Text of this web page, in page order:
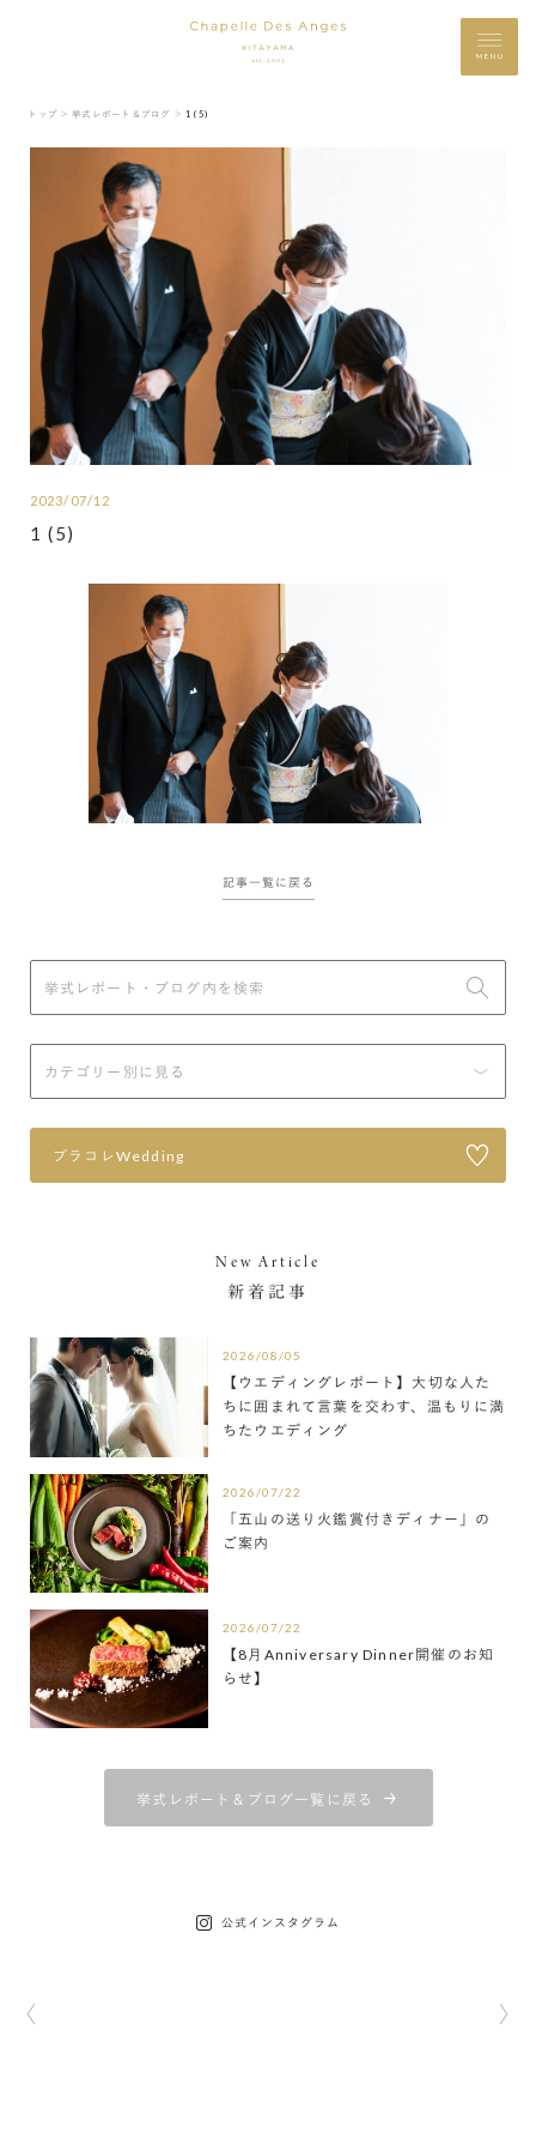
MENU
トップ ＞ 挙式レポート＆ブログ ＞ 1 (5)
2023/07/12
1 (5)
記事一覧に戻る
プラコレWedding
New Article
新着記事
2026/08/05
【ウエディングレポート】大切な人た
ちに囲まれて言葉を交わす、温もりに満
ちたウエディング
2026/07/22
「五山の送り火鑑賞付きディナー」の
ご案内
2026/07/22
【8月Anniversary Dinner開催のお知
らせ】
挙式レポート＆ブログ一覧に戻る
公式インスタグラム